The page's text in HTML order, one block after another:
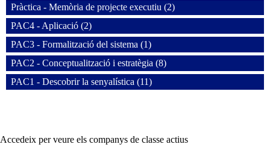
Pràctica - Memòria de projecte executiu (2)
PAC4 - Aplicació (2)
PAC3 - Formalització del sistema (1)
PAC2 - Conceptualització i estratègia (8)
PAC1 - Descobrir la senyalística (11)
Accedeix per veure els companys de classe actius